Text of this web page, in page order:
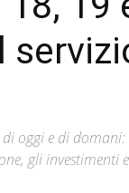
oggi e di domani:
gli investimenti